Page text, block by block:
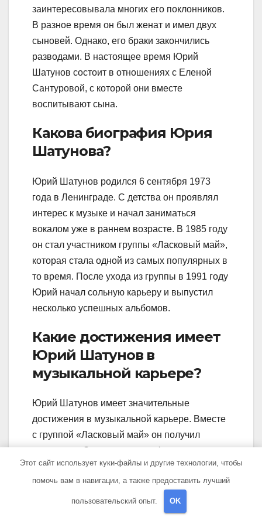
заинтересовывала многих его поклонников.
В разное время он был женат и имел двух
сыновей. Однако, его браки закончились
разводами. В настоящее время Юрий
Шатунов состоит в отношениях с Еленой
Сантуровой, с которой они вместе
воспитывают сына.
Какова биография Юрия
Шатунова?
Юрий Шатунов родился 6 сентября 1973
года в Ленинграде. С детства он проявлял
интерес к музыке и начал заниматься
вокалом уже в раннем возрасте. В 1985 году
он стал участником группы «Ласковый май»,
которая стала одной из самых популярных в
то время. После ухода из группы в 1991 году
Юрий начал сольную карьеру и выпустил
несколько успешных альбомов.
Какие достижения имеет
Юрий Шатунов в
музыкальной карьере?
Юрий Шатунов имеет значительные
достижения в музыкальной карьере. Вместе
с группой «Ласковый май» он получил
несколько «Золотых граммофонов» и
премий «Овация». Его сольные альбомы
также пользовались большой
популярностью, и многие его песни стали
настоящими хитами. Юрий Шатунов
Этот сайт использует куки-файлы и другие технологии, чтобы
помочь вам в навигации, а также предоставить лучший
пользовательский опыт. OK